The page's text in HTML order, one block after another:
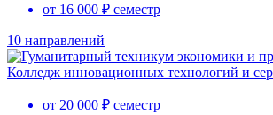
от 16 000 ₽ семестр
10 направлений
Колледж инновационных технологий и
от 20 000 ₽ семестр